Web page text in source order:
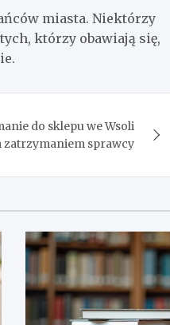
miasta. Niektórzy
którzy obawiają się,
do sklepu we Wsoli
sprawcy